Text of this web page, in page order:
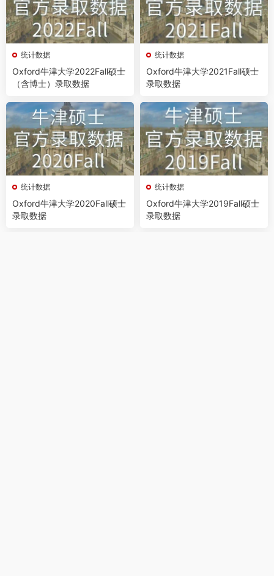
统计数据
Oxford牛津大学2022Fall硕士
（含博士）录取数据
统计数据
Oxford牛津大学2021Fall硕士
录取数据
统计数据
Oxford牛津大学2020Fall硕士
录取数据
统计数据
Oxford牛津大学2019Fall硕士
录取数据